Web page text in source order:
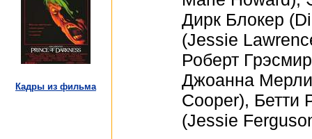
Кадры из фильма
Дирк Блокер
(Jessie
Роберт
Джоанна
Cooper), Бетти
(Jessie